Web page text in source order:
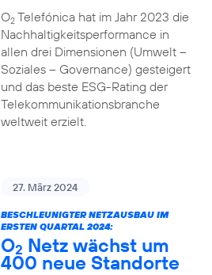
O2Telefónica hat im Jahr 2023 die
Nachhaltigkeitsperformance in
allen drei Dimensionen (Umwelt –
Soziales – Governance) gesteigert
und das beste ESG-Rating der
Telekommunikationsbranche
weltweit erzielt.
27. März 2024
BESCHLEUNIGTER NETZAUSBAU IM
ERSTEN QUARTAL 2024:
O2 Netz wächst um
400 neue Standorte